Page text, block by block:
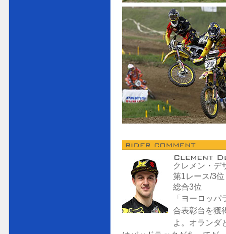
クレメン・デ
第1レース/3
総合3位
「ヨーロッ
合表彰台を獲
よ。オランダ